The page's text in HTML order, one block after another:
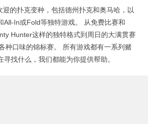
迎的扑克变种，包括德州扑克和奥马哈，以
All-In或Fold等独特游戏。 从免费比赛和
Hunter这样的独特格式到周日的大满贯赛
种口味的锦标赛。 所有游戏都有一系列赌
寻找什么，我们都能为你提供帮助。